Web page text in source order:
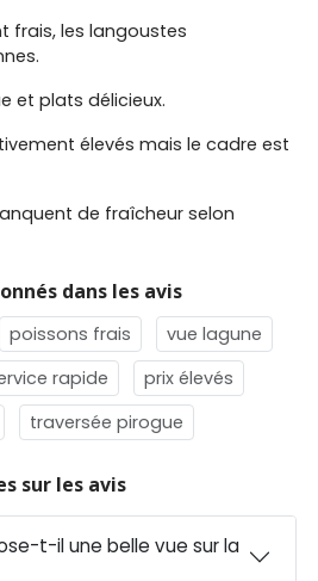
frais, les langoustes
et plats délicieux.
élevés mais le cadre est
de fraîcheur selon
dans les avis
poissons frais
vue lagune
rapide
prix élevés
traversée pirogue
sur les avis
t-il une belle vue sur la